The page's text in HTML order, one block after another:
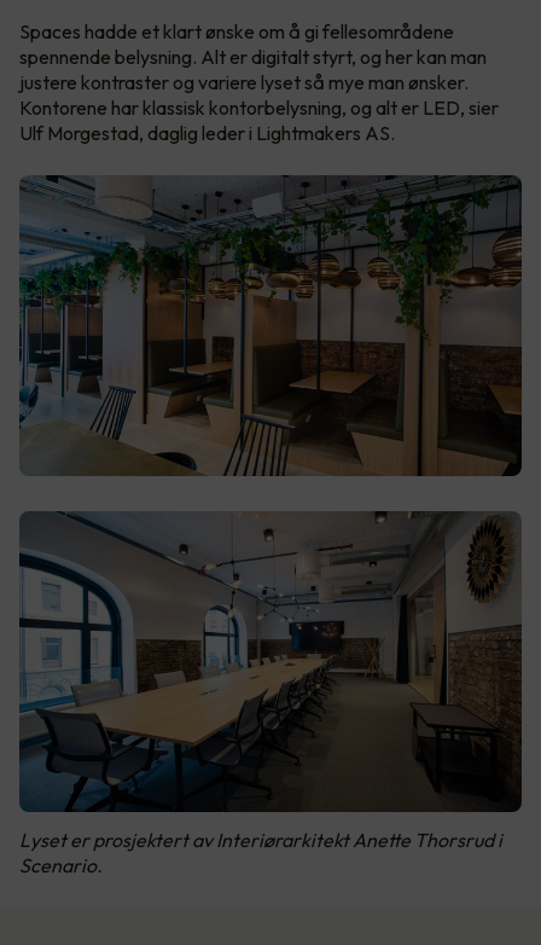
Spaces hadde et klart ønske om å gi fellesområdene
spennende belysning. Alt er digitalt styrt, og her kan man
justere kontraster og variere lyset så mye man ønsker.
Kontorene har klassisk kontorbelysning, og alt er LED, sier
Ulf Morgestad, daglig leder i Lightmakers AS.
Lyset er prosjektert av Interiørarkitekt Anette Thorsrud i
Scenario.